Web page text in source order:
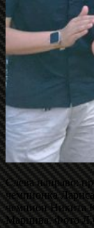
Слева направо:
чемпионка
чемпион Никита
Марцива. Фото